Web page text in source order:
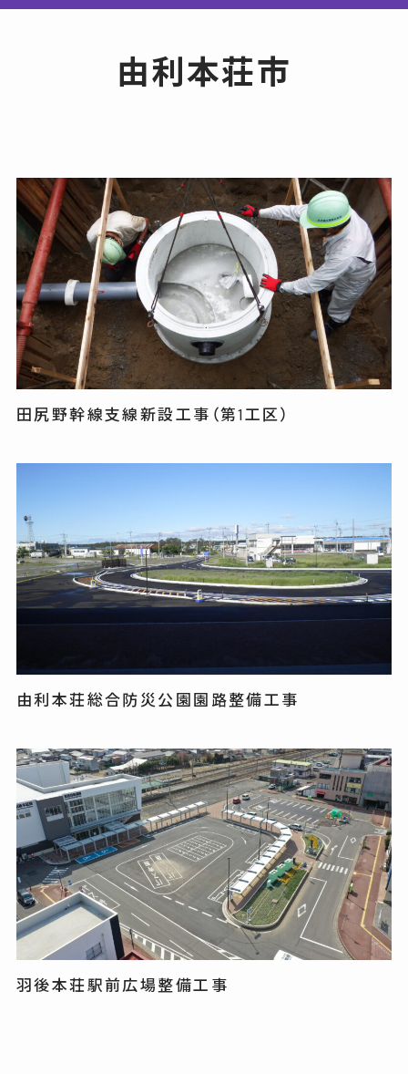
由利本荘市
田尻野幹線支線新設工事（第1工区）
由利本荘総合防災公園園路整備工事
羽後本荘駅前広場整備工事